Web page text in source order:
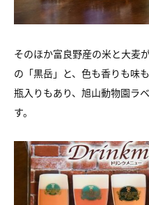
そのほか富良野産の米と大麦
の「黒岳」と、色も香りも味
瓶入りもあり、旭山動物園ラ
す。